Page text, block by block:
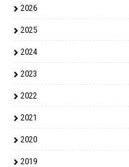
2026
2025
2024
2023
2022
2021
2020
2019